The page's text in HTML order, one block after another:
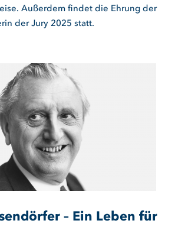
Außerdem findet die Ehrung der
der Jury 2025 statt.
– Ein Leben für